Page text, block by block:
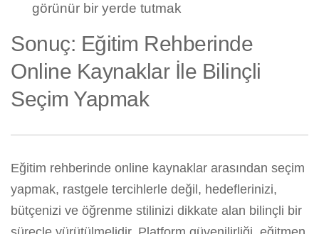
görünür bir yerde tutmak
Sonuç: Eğitim Rehberinde
Online Kaynaklar İle Bilinçli
Seçim Yapmak
Eğitim rehberinde online kaynaklar arasından seçim
yapmak, rastgele tercihlerle değil, hedeflerinizi,
bütçenizi ve öğrenme stilinizi dikkate alan bilinçli bir